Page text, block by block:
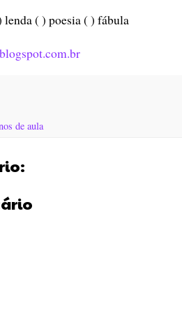
lenda ( ) poesia ( ) fábula
de aula